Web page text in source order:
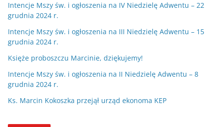
Intencje Mszy św. i ogłoszenia na IV Niedzielę Adwentu – 22
grudnia 2024 r.
Intencje Mszy św. i ogłoszenia na III Niedzielę Adwentu – 15
grudnia 2024 r.
Księże proboszczu Marcinie, dziękujemy!
Intencje Mszy św. i ogłoszenia na II Niedzielę Adwentu – 8
grudnia 2024 r.
Ks. Marcin Kokoszka przejął urząd ekonoma KEP